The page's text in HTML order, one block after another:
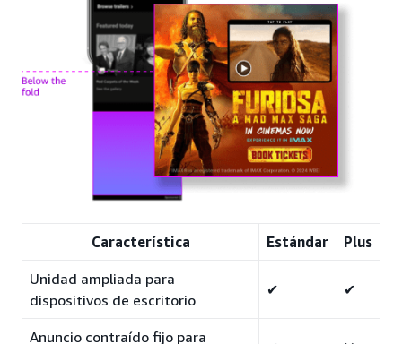
Característica Estándar Plus
Unidad ampliada para
dispositivos de escritorio
✔ ✔
Anuncio contraído fijo para